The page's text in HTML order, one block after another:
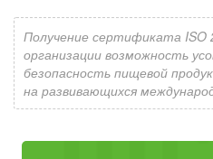
Получение сертификата
организации возможность
безопасность пищевой
на развивающихся